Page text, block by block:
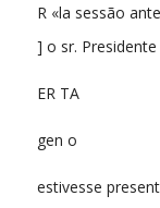
R «la sessão
] o sr.
ER TA
gen o
estivesse